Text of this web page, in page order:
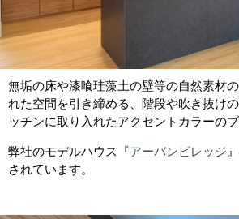
無垢の床や漆喰珪藻土の壁等の自然素材
れた空間を引き締める、階段や吹き抜け
ッチンに取り入れたアクセントカラーのブ
弊社のモデルハウス『アーバンビレッジ
されています。